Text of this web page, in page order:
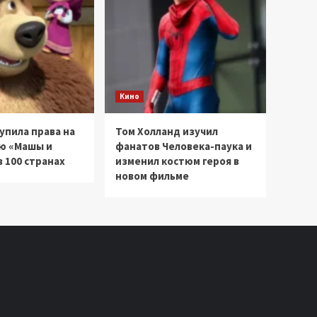
права на
«Машы и
странах
Кино
Том Холланд изучил
фанатов Человека-паука и
изменил костюм героя в
новом фильме